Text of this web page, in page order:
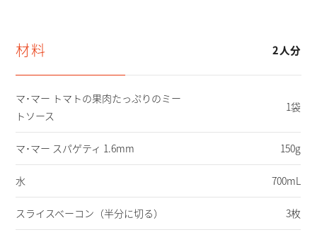
材料 2人分
マ･マー トマトの果肉たっぷりのミー
トソース
1袋
マ･マー スパゲティ 1.6mm 150g
水 700mL
スライスベーコン （半分に切る） 3枚